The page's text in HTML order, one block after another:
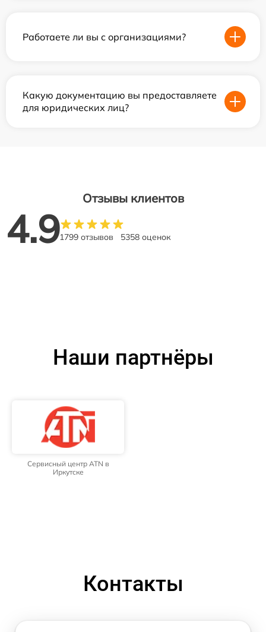
Работаете ли вы с организациями?
Какую документацию вы предоставляете
для юридических лиц?
Отзывы клиентов
4.91799 отзывов 5358 оценок
Наши партнёры
Сервисный центр ATN в
Иркутске
Контакты